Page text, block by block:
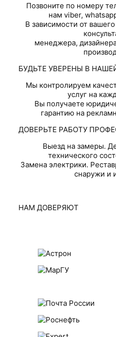
Позвоните по номеру
нам viber,
В зависимости от
менеджера,
БУДЬТЕ УВЕРЕНЫ В
Мы контролируем
услуг на
Вы получаете
гарантию на
ДОВЕРЬТЕ РАБОТУ
Выезд на замеры.
технического
Замена электрики.
снаружи и
НАМ ДОВЕРЯЮТ